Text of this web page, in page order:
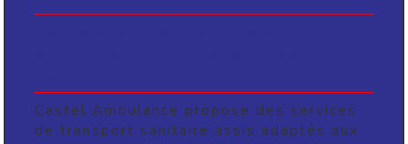
Castel Ambulance propose des services
de transport sanitaire assis adaptés aux